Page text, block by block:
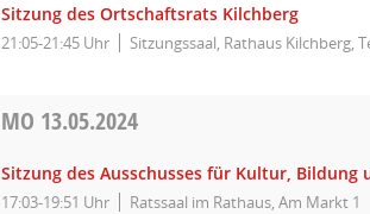
Sitzung des Ortschaftsrats Kilchberg
21:05-21:45 Uhr Sitzungssaal, Rathaus Kilchberg,
MO 13.05.2024
Sitzung des Ausschusses für Kultur, Bildung
17:03-19:51 Uhr Ratssaal im Rathaus, Am Markt 1